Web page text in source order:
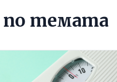
по темата